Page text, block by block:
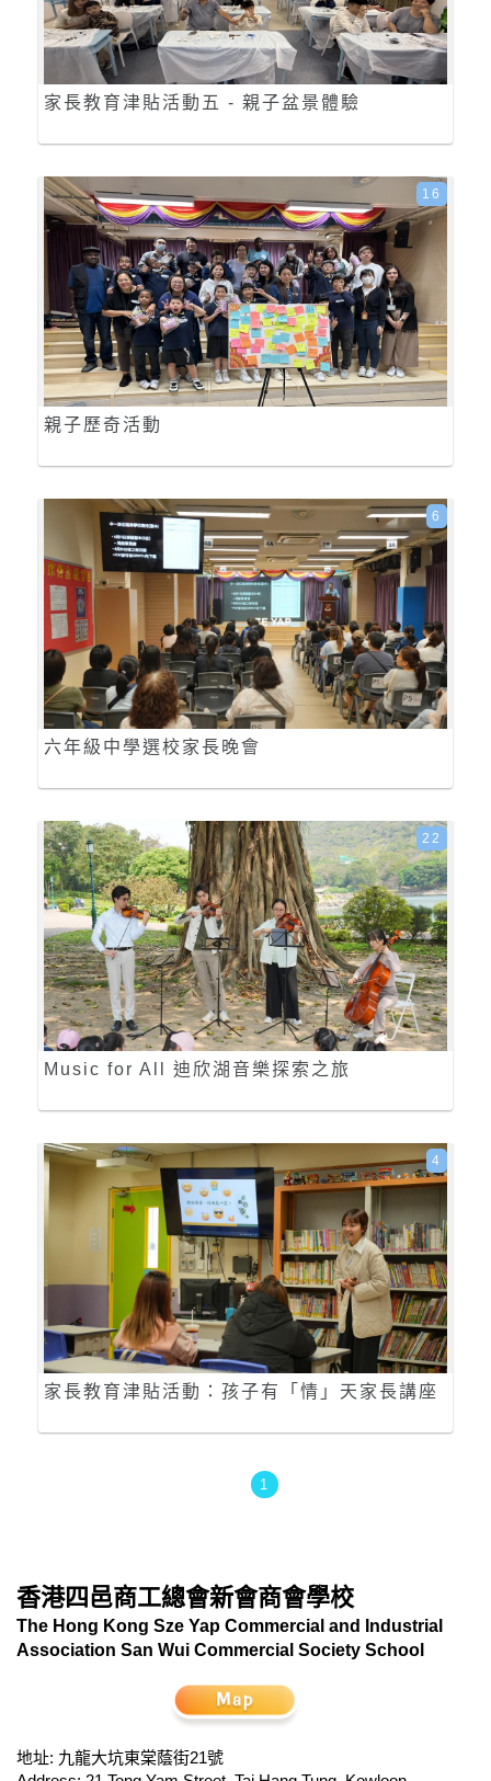
家長教育津貼活動五 - 親子盆景體驗
親子歷奇活動
16
六年級中學選校家長晚會
6
Music for All 迪欣湖音樂探索之旅
22
家長教育津貼活動：孩子有「情」天家長講座
4
1
香港四邑商工總會新會商會學校
The Hong Kong Sze Yap Commercial and Industrial
Association San Wui Commercial Society School
地址: 九龍大坑東棠蔭街21號